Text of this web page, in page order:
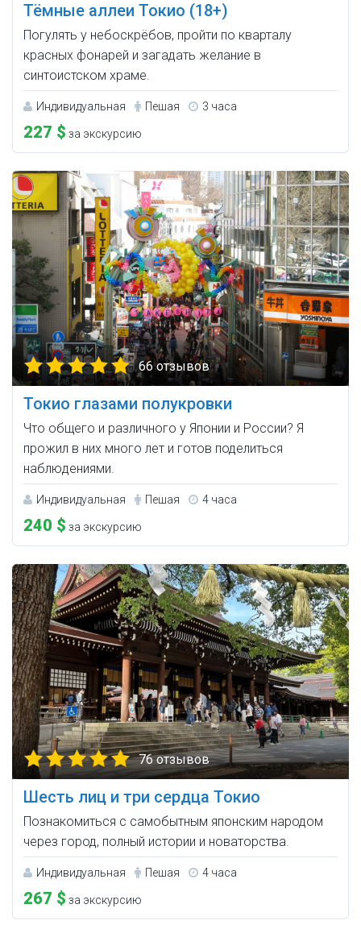
Тёмные аллеи Токио (18+)
Погулять у небоскрёбов, пройти по кварталу
красных фонарей и загадать желание в
синтоистском храме.
Индивидуальная Пешая 3 часа
227 $ за экскурсию
66 отзывов
Токио глазами полукровки
Что общего и различного у Японии и России? Я
прожил в них много лет и готов поделиться
наблюдениями.
Индивидуальная Пешая 4 часа
240 $ за экскурсию
76 отзывов
Шесть лиц и три сердца Токио
Познакомиться с самобытным японским народом
через город, полный истории и новаторства.
Индивидуальная Пешая 4 часа
267 $ за экскурсию